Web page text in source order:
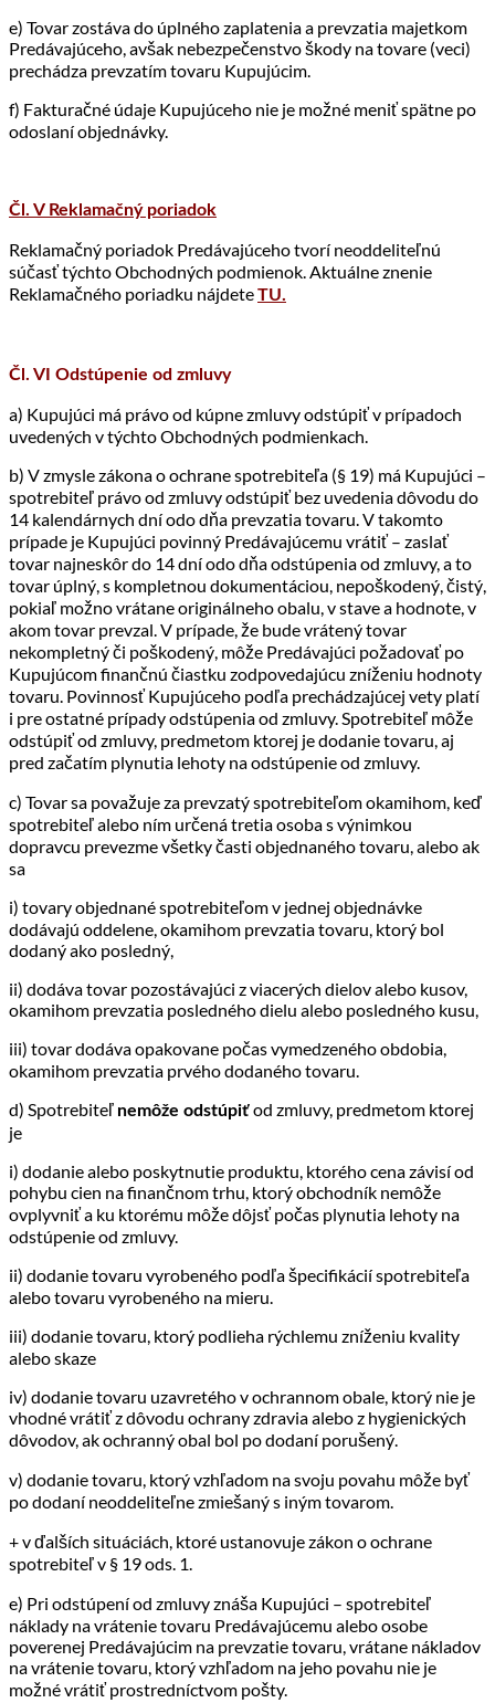
e) Tovar zostáva do úplného zaplatenia a prevzatia majetkom
Predávajúceho, avšak nebezpečenstvo škody na tovare (veci)
prechádza prevzatím tovaru Kupujúcim.
f) Fakturačné údaje Kupujúceho nie je možné meniť spätne po
odoslaní objednávky.
Čl. V Reklamačný poriadok
Reklamačný poriadok Predávajúceho tvorí neoddeliteľnú
súčasť týchto Obchodných podmienok. Aktuálne znenie
Reklamačného poriadku nájdeteTU.
Čl. VI Odstúpenie od zmluvy
a) Kupujúci má právo od kúpne zmluvy odstúpiť v prípadoch
uvedených v týchto Obchodných podmienkach.
b) V zmysle zákona o ochrane spotrebiteľa (§ 19) má Kupujúci –
spotrebiteľ právo od zmluvy odstúpiť bez uvedenia dôvodu do
14 kalendárnych dní odo dňa prevzatia tovaru. V takomto
prípade je Kupujúci povinný Predávajúcemu vrátiť – zaslať
tovar najneskôr do 14 dní odo dňa odstúpenia od zmluvy, a to
tovar úplný, s kompletnou dokumentáciou, nepoškodený, čistý,
pokiaľ možno vrátane originálneho obalu, v stave a hodnote, v
akom tovar prevzal. V prípade, že bude vrátený tovar
nekompletný či poškodený, môže Predávajúci požadovať po
Kupujúcom finančnú čiastku zodpovedajúcu zníženiu hodnoty
tovaru. Povinnosť Kupujúceho podľa prechádzajúcej vety platí
i pre ostatné prípady odstúpenia od zmluvy. Spotrebiteľ môže
odstúpiť od zmluvy, predmetom ktorej je dodanie tovaru, aj
pred začatím plynutia lehoty na odstúpenie od zmluvy.
c) Tovar sa považuje za prevzatý spotrebiteľom okamihom, keď
spotrebiteľ alebo ním určená tretia osoba s výnimkou
dopravcu prevezme všetky časti objednaného tovaru, alebo ak
sa
i) tovary objednané spotrebiteľom v jednej objednávke
dodávajú oddelene, okamihom prevzatia tovaru, ktorý bol
dodaný ako posledný,
ii) dodáva tovar pozostávajúci z viacerých dielov alebo kusov,
okamihom prevzatia posledného dielu alebo posledného kusu,
iii) tovar dodáva opakovane počas vymedzeného obdobia,
okamihom prevzatia prvého dodaného tovaru.
d) Spotrebiteľ nemôže odstúpiťod zmluvy, predmetom ktorej
je
i) dodanie alebo poskytnutie produktu, ktorého cena závisí od
pohybu cien na finančnom trhu, ktorý obchodník nemôže
ovplyvniť a ku ktorému môže dôjsť počas plynutia lehoty na
odstúpenie od zmluvy.
ii) dodanie tovaru vyrobeného podľa špecifikácií spotrebiteľa
alebo tovaru vyrobeného na mieru.
iii) dodanie tovaru, ktorý podlieha rýchlemu zníženiu kvality
alebo skaze
iv) dodanie tovaru uzavretého v ochrannom obale, ktorý nie je
vhodné vrátiť z dôvodu ochrany zdravia alebo z hygienických
dôvodov, ak ochranný obal bol po dodaní porušený.
v) dodanie tovaru, ktorý vzhľadom na svoju povahu môže byť
po dodaní neoddeliteľne zmiešaný s iným tovarom.
+ v ďalších situáciách, ktoré ustanovuje zákon o ochrane
spotrebiteľ v § 19 ods. 1.
e) Pri odstúpení od zmluvy znáša Kupujúci – spotrebiteľ
náklady na vrátenie tovaru Predávajúcemu alebo osobe
poverenej Predávajúcim na prevzatie tovaru, vrátane nákladov
na vrátenie tovaru, ktorý vzhľadom na jeho povahu nie je
možné vrátiť prostredníctvom pošty.